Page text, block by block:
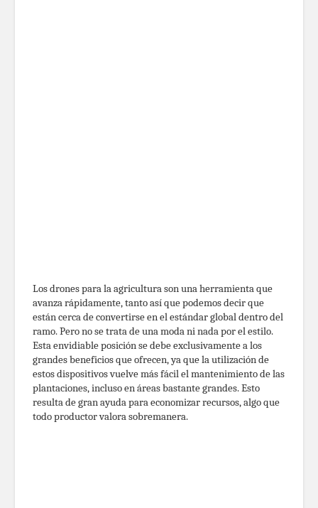
Los drones para la agricultura son una herramienta que
avanza rápidamente, tanto así que podemos decir que
están cerca de convertirse en el estándar global dentro del
ramo. Pero no se trata de una moda ni nada por el estilo.
Esta envidiable posición se debe exclusivamente a los
grandes beneficios que ofrecen, ya que la utilización de
estos dispositivos vuelve más fácil el mantenimiento de las
plantaciones, incluso en áreas bastante grandes. Esto
resulta de gran ayuda para economizar recursos, algo que
todo productor valora sobremanera.